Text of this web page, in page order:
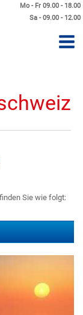
Mo - Fr 09.00 - 18.00
Sa - 09.00 - 12.00
Sie wie folgt: